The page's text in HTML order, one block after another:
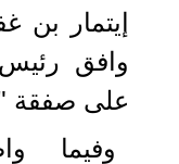
إيتمار بن
وافق رئيس
على صفقة
وفيما